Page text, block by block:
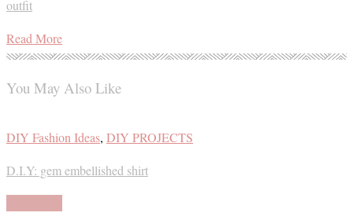
outfit
Read More
You May Also Like
DIY Fashion Ideas, DIY PROJECTS
D.I.Y: gem embellished shirt